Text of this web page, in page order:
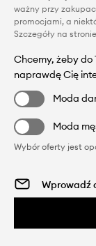
ważny przy
promocjami, a
Szczegóły na
Chcemy, żeby do
naprawdę Cię
Moda
Moda
Wybór oferty jest